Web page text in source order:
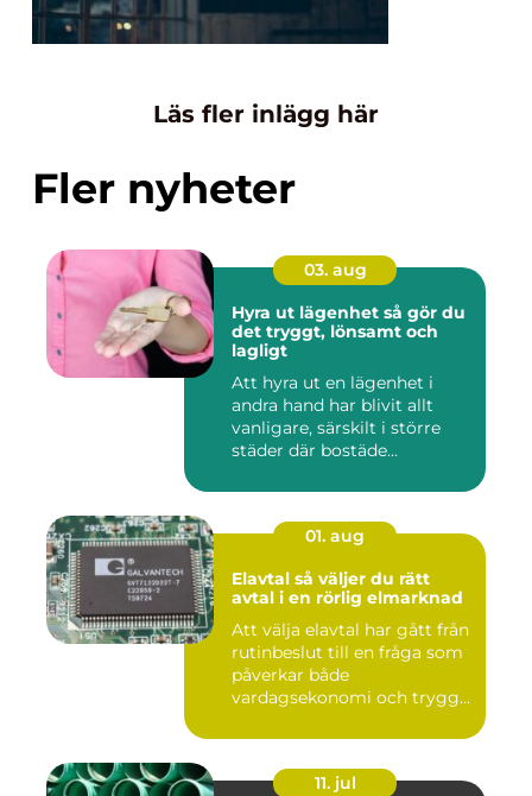
Läs fler inlägg här
Fler nyheter
03. aug
Hyra ut lägenhet så gör du
det tryggt, lönsamt och
lagligt
Att hyra ut en lägenhet i
andra hand har blivit allt
vanligare, särskilt i större
städer där bostäde...
01. aug
Elavtal så väljer du rätt
avtal i en rörlig elmarknad
Att välja elavtal har gått från
rutinbeslut till en fråga som
påverkar både
vardagsekonomi och trygg...
11. jul